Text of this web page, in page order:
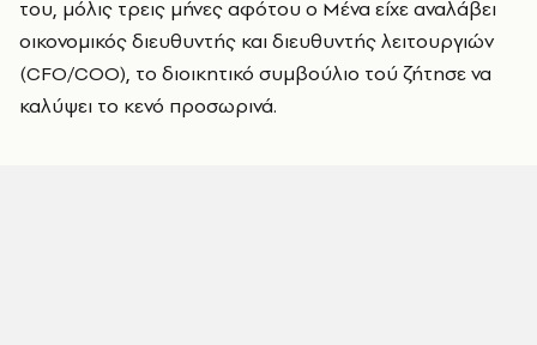
του, μόλις τρεις μήνες αφότου ο Μένα είχε αναλάβει
οικονομικός διευθυντής και διευθυντής λειτουργιών
(CFO/COO), το διοικητικό συμβούλιο τού ζήτησε να
καλύψει το κενό προσωρινά.